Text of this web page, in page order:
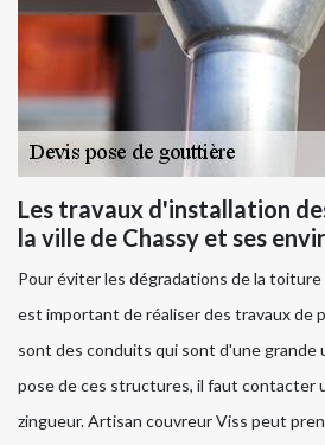
Les travaux d'installation
la ville de Chassy et ses
Pour éviter les dégradations de la toiture
est important de réaliser des travaux de
sont des conduits qui sont d'une grande
pose de ces structures, il faut contacter
zingueur. Artisan couvreur Viss peut